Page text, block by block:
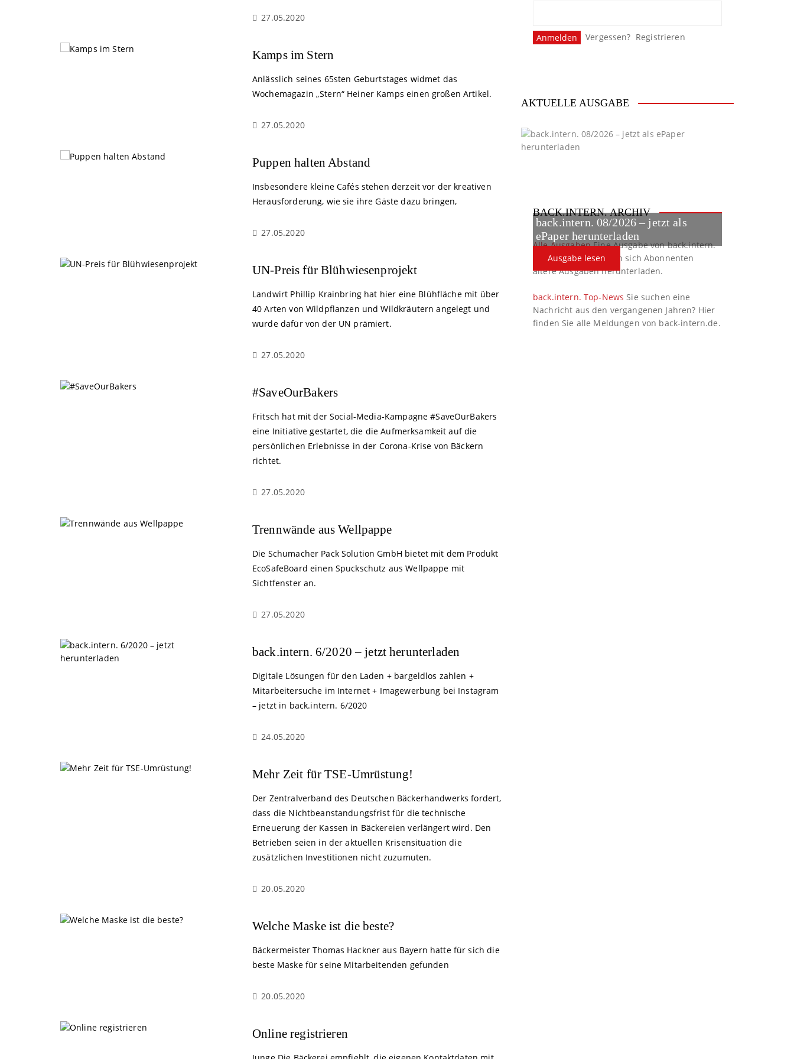
27.05.2020
Kamps im Stern
Anlässlich seines 65sten Geburtstages widmet das
Wochemagazin „Stern“ Heiner Kamps einen großen Artikel.
27.05.2020
Puppen halten Abstand
Insbesondere kleine Cafés stehen derzeit vor der kreativen
Herausforderung, wie sie ihre Gäste dazu bringen,
27.05.2020
UN-Preis für Blühwiesenprojekt
Landwirt Phillip Krainbring hat hier eine Blühfläche mit über
40 Arten von Wildpflanzen und Wildkräutern angelegt und
wurde dafür von der UN prämiert.
27.05.2020
#SaveOurBakers
Fritsch hat mit der Social-Media-Kampagne #SaveOurBakers
eine Initiative gestartet, die die Aufmerksamkeit auf die
persönlichen Erlebnisse in der Corona-Krise von Bäckern
richtet.
27.05.2020
Trennwände aus Wellpappe
Die Schumacher Pack Solution GmbH bietet mit dem Produkt
EcoSafeBoard einen Spuckschutz aus Wellpappe mit
Sichtfenster an.
27.05.2020
back.intern. 6/2020 – jetzt herunterladen
Digitale Lösungen für den Laden + bargeldlos zahlen +
Mitarbeitersuche im Internet + Imagewerbung bei Instagram
– jetzt in back.intern. 6/2020
24.05.2020
Mehr Zeit für TSE-Umrüstung!
Der Zentralverband des Deutschen Bäckerhandwerks fordert,
dass die Nichtbeanstandungsfrist für die technische
Erneuerung der Kassen in Bäckereien verlängert wird. Den
Betrieben seien in der aktuellen Krisensituation die
zusätzlichen Investitionen nicht zuzumuten.
20.05.2020
Welche Maske ist die beste?
Bäckermeister Thomas Hackner aus Bayern hatte für sich die
beste Maske für seine Mitarbeitenden gefunden
20.05.2020
Online registrieren
Vergessen? Registrieren
AKTUELLE AUSGABE
back.intern. 08/2026 – jetzt als
ePaper herunterladen
Ausgabe lesen
BACK.INTERN. ARCHIV
Alle AusgabenEine Ausgabe von back.intern.
verpasst? Hier können sich Abonnenten
ältere Ausgaben herunterladen.
back.intern. Top-News Sie suchen eine
Nachricht aus den vergangenen Jahren? Hier
finden Sie alle Meldungen von back-intern.de.